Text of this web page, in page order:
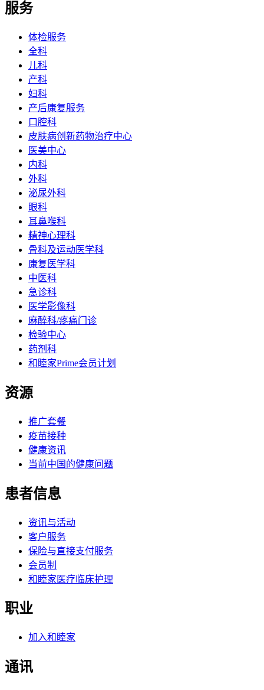
服务
体检服务
全科
儿科
产科
妇科
产后康复服务
口腔科
皮肤病创新药物治疗中心
医美中心
内科
外科
泌尿外科
眼科
耳鼻喉科
精神心理科
骨科及运动医学科
康复医学科
中医科
急诊科
医学影像科
麻醉科/疼痛门诊
检验中心
药剂科
和睦家Prime会员计划
资源
推广套餐
疫苗接种
健康资讯
当前中国的健康问题
患者信息
资讯与活动
客户服务
保险与直接支付服务
会员制
和睦家医疗临床护理
职业
加入和睦家
通讯